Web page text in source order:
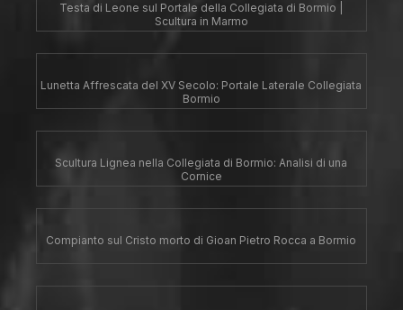
Testa di Leone sul Portale della Collegiata di Bormio |
Scultura in Marmo
Lunetta Affrescata del XV Secolo: Portale Laterale Collegiata
Bormio
Scultura Lignea nella Collegiata di Bormio: Analisi di una
Cornice
Compianto sul Cristo morto di Gioan Pietro Rocca a Bormio